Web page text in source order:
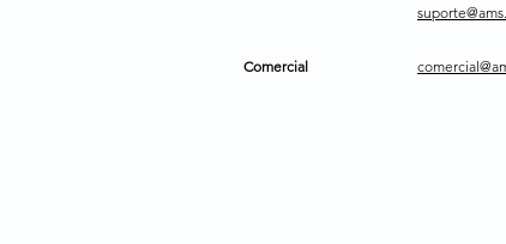
Comercial